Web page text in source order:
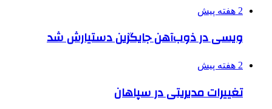
2 هفته پیش
ویسی در ذوب‌آهن جایگزین دستیارش شد
2 هفته پیش
تغییرات مدیریتی در سپاهان